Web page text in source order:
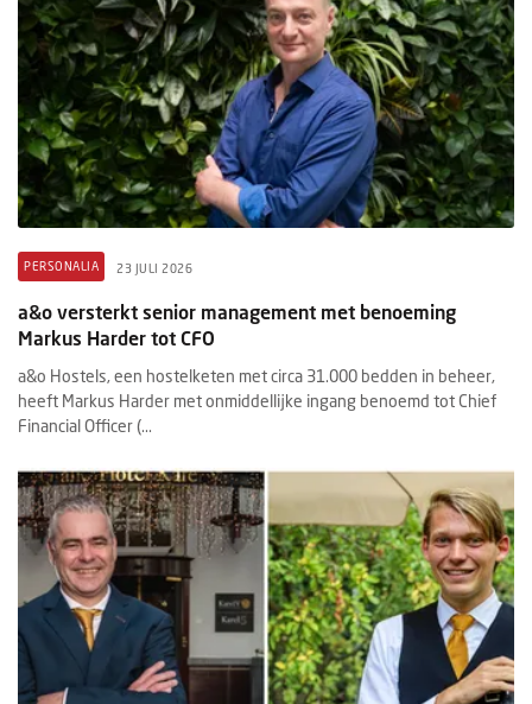
PERSONALIA 23 JULI 2026
a&o versterkt senior management met benoeming
Markus Harder tot CFO
a&o Hostels, een hostelketen met circa 31.000 bedden in beheer,
heeft Markus Harder met onmiddellijke ingang benoemd tot Chief
Financial Officer (...